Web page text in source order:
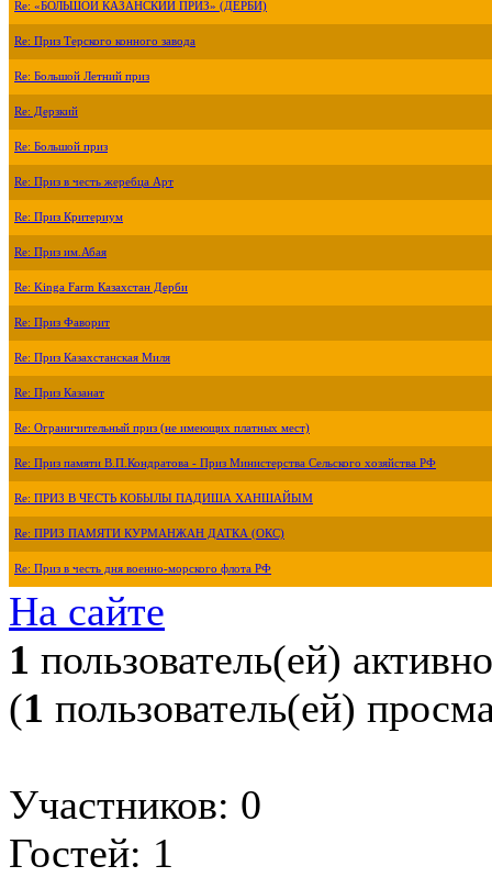
Re: «БОЛЬШОЙ КАЗАНСКИЙ ПРИЗ» (ДЕРБИ)
Re: Приз Терского конного завода
Re: Большой Летний приз
Re: Дерзкий
Re: Большой приз
Re: Приз в честь жеребца Арт
Re: Приз Критериум
Re: Приз им.Абая
Re: Kinga Farm Казахстан Дерби
Re: Приз Фаворит
Re: Приз Казахстанская Миля
Re: Приз Казанат
Re: Ограничительный приз (не имеющих платных мест)
Re: Приз памяти В.П.Кондратова - Приз Министерства Сельского хозяйства РФ
Re: ПРИЗ В ЧЕСТЬ КОБЫЛЫ ПАДИША ХАНШАЙЫМ
Re: ПРИЗ ПАМЯТИ КУРМАНЖАН ДАТКА (ОКС)
Re: Приз в честь дня военно-морского флота РФ
На сайте
1 пользователь(ей) активно
(1 пользователь(ей)
Участников: 0
Гостей: 1